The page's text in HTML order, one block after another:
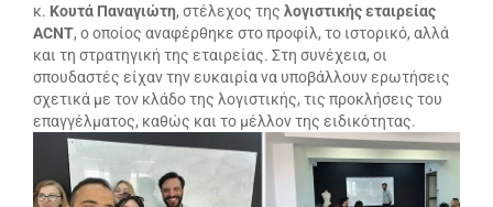
κ. Κουτά Παναγιώτη, στέλεχος της λογιστικής εταιρείας
ACNT, ο οποίος αναφέρθηκε στο προφίλ, το ιστορικό, αλλά
και τη στρατηγική της εταιρείας. Στη συνέχεια, οι
σπουδαστές είχαν την ευκαιρία να υποβάλλουν ερωτήσεις
σχετικά με τον κλάδο της λογιστικής, τις προκλήσεις του
επαγγέλματος, καθώς και το μέλλον της ειδικότητας.